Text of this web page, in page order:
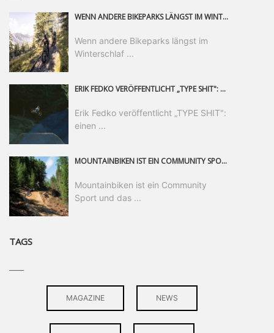
WENN ANDERE BIKEPARKS LÄNGST IM WINTERSCHLAF SIND, IST MAN IN SAALFELDEN LEOGANG IMMER NOCH AM MOUNTAINBIKEN. IST DER HERBST DIE SCHÖNSTE ZEIT DES JAHRES? AUF DEN TRAILS RUND UM SAALFELDEN LEOGANG UND IM EPIC BIKEPARK LEOGANG IST ER DAS AUF JEDEN FALL – UND DIE GEFÜHLT DIE LÄNGSTE NOCH DAZU. NOCH BIS MINDESTENS 8. NOVEMBER STEHT DAS PINZGAUER MOUNTAINBIKE-PARADIES ALLEN RIDERN OFFEN, DIE EINFACH NICHT GENUG KRIEGEN KÖNNEN. DABEI HÄLT DIE GOLDENE JAHRESZEIT IN SAALFELDEN LEOGANG WEIT MEHR ALS LINES, TRAILS UND HERBSTPANORAMEN BEREIT: MIT DEM BIKE FESTIVAL, VERSCHIEDENEN LADIES SHRED EVENTS UND EINEM DIE GESAMTE SAISON ANDAUERNDEN PHOTO CONTEST ZUM 25-JÄHRIGEN BIKEPARK-JUBILÄUM GIBT ES RUND UM ÖSTERREICHS ÄLTESTEN BIKEPARK EINIGES ZU ERLEBEN.
Wenn andere Bikeparks längst im
Winterschlaf ...
ERIK FEDKO VERÖFFENTLICHT „TYPE SHIT": EINEN 23-MINÜTIGEN MOUNTAINBIKE-FILM, ÜBER DREI JAHRE RUND UM DIE WELT GEDREHT. ZEITGLEICH LAUNCHT ER DIE GLEICHNAMIGE KOLLEKTION SEINER BRAND TYPE. EIN SEGMENT DES FILMS ERSCHEINT SEPARAT AUF RED BULL BIKE.
Erik Fedko veröffentlicht „TYPE SHIT":
einen ...
MOUNTAINBIKEN IST EIN COMMUNITY SPORT UND DAS BEWEIST SICH IN DER BIKE REPUBLIC SÖLDEN GERADE EINDRUCKSVOLL AUF ALLEN LEVELN. FREERIDE PROFI, SHAPERIN UND FRISCH GEWÄHLTE SWATCH NINES MVP VERO SANDLER IST BEGEISTERT VON DER VIELFALT DER BIKE DESTINATION, DER NEUEN JUMPLINE UND PLÄDIERT FÜR MUT BEI (FRAUEN) COMMUNITIES. VERO UND IHR VERLOBTER SAM HODGES VERBRINGEN MEHRERE MONATE IN DER BIKE REPUBLIC UND LASSEN UNS DARAN TEILHABEN. UM COMMUNITY GEHT ES AUCH BEI DER PARTNERSCHAFT ZWISCHEN SÖLDEN UND DEM NEUEN RIDERS PARK DONOVALY IN DER SLOWAKEI: DER DORTIGE TOURISMUSDIREKTOR JIRI PEC IST ÜBERZEUGT: VON MEHR BIKEPARKS PROFITIERT DIE GANZE MTB-SZENE – UND MIT DOMINIK LINSER, GESCHÄFTSFÜHRER DER BRS, HAT ER DAMIT DEN PERFEKTEN PARTNER GEFUNDEN.
Mountainbiken ist ein Community
Sport und das ...
TAGS
MAGAZINE NEWS